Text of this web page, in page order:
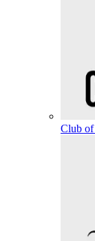
Club of